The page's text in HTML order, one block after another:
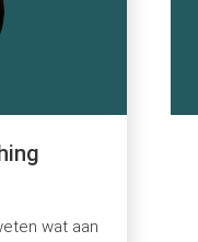
wat aan